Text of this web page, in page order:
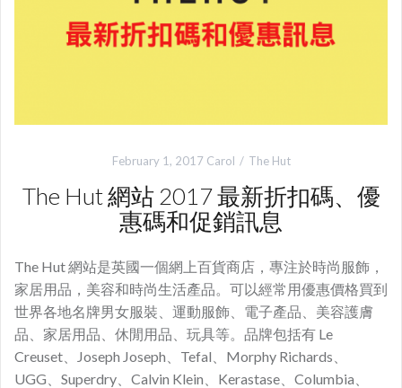
February 1, 2017 Carol The Hut
The Hut 網站 2017 最新折扣碼、優
惠碼和促銷訊息
The Hut 網站是英國一個網上百貨商店，專注於時尚服飾，
家居用品，美容和時尚生活產品。可以經常用優惠價格買到
世界各地名牌男女服裝、運動服飾、電子產品、美容護膚
品、家居用品、休閒用品、玩具等。品牌包括有 Le
Creuset、Joseph Joseph、Tefal、Morphy Richards、
UGG、Superdry、Calvin Klein、Kerastase、Columbia、